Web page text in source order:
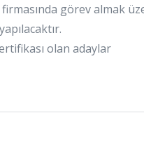
görev almak
olan adaylar